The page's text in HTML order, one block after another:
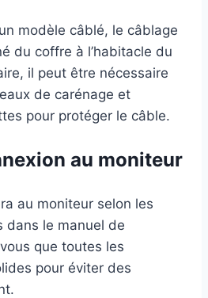
modèle câblé, le câblage
du coffre à l’habitacle du
il peut être nécessaire
de carénage et
pour protéger le câble.
au moniteur
au moniteur selon les
dans le manuel de
que toutes les
pour éviter des